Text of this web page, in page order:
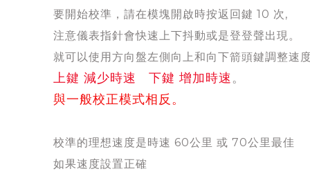
要開始校準，請在模塊開啟時按返回鍵 10 次,
注意儀表指針會快速上下抖動或是登登聲出現。
就可以使用方向盤左側向上和向下箭頭鍵調整速
上鍵 減少時速 下鍵 增加時速。
與一般校正模式相反。
校準的理想速度是時速 60公里 或 70公里最佳
如果速度設置正確